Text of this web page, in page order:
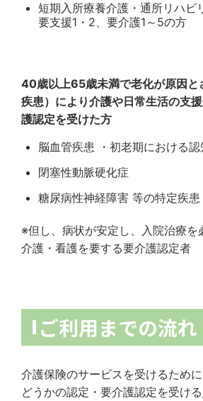
短期入所療養介護・通所リハビ
要支援1・2、要介護1～5の方
40歳以上65歳未満で老化が原因と
疾患）により介護や日常生活の支
護認定を受けた方
脳血管疾患 ・初老期における認
閉塞性動脈硬化症
糖尿病性神経障害 等の特定疾患
※但し、病状が安定し、入院治療を
介護・看護を要する要介護認定者
ご利用までの流れ
介護保険のサービスを受けるため
どうかの認定・要介護認定を受ける